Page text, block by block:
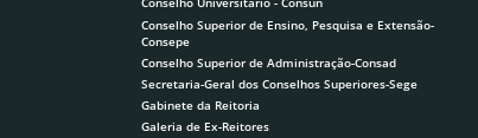
Conselho Superior de Ensino, Pesquisa e Extensão-
Consepe
Conselho Superior de Administração-Consad
Secretaria-Geral dos Conselhos Superiores-Sege
Gabinete da Reitoria
Galeria de Ex-Reitores